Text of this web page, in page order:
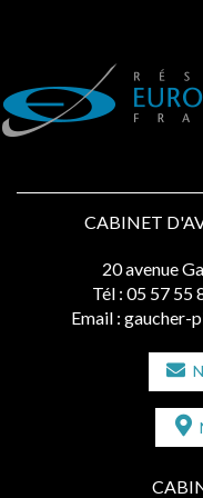
CABINET
20 avenue
Tél : 05 57 55
Email : gaucher-